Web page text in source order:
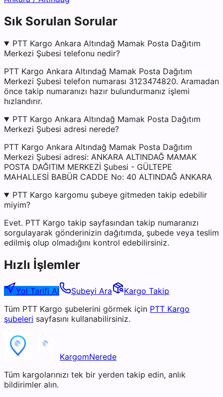
Sık Sorulan Sorular
PTT Kargo Ankara Altındağ Mamak Posta Dağıtım
Merkezi Şubesi telefonu nedir?
PTT Kargo Ankara Altındağ Mamak Posta Dağıtım
Merkezi Şubesi telefon numarası 3123474820. Aramadan
önce takip numaranızı hazır bulundurmanız işlemi
hızlandırır.
PTT Kargo Ankara Altındağ Mamak Posta Dağıtım
Merkezi Şubesi adresi nerede?
PTT Kargo Ankara Altındağ Mamak Posta Dağıtım
Merkezi Şubesi adresi: ANKARA ALTINDAĞ MAMAK
POSTA DAĞITIM MERKEZİ Şubesi - GÜLTEPE
MAHALLESİ BABÜR CADDE No: 40 ALTINDAĞ ANKARA
PTT Kargo kargomu şubeye gitmeden takip edebilir
miyim?
Evet. PTT Kargo takip sayfasından takip numaranızı
sorgulayarak gönderinizin dağıtımda, şubede veya teslim
edilmiş olup olmadığını kontrol edebilirsiniz.
Hızlı İşlemler
Yol Tarifi Al Şubeyi Ara
Kargo Takip
Tüm PTT Kargo şubelerini görmek için PTT Kargo
şubeleri sayfasını kullanabilirsiniz.
KargomNerede
Tüm kargolarınızı tek bir yerden takip edin, anlık
bildirimler alın.